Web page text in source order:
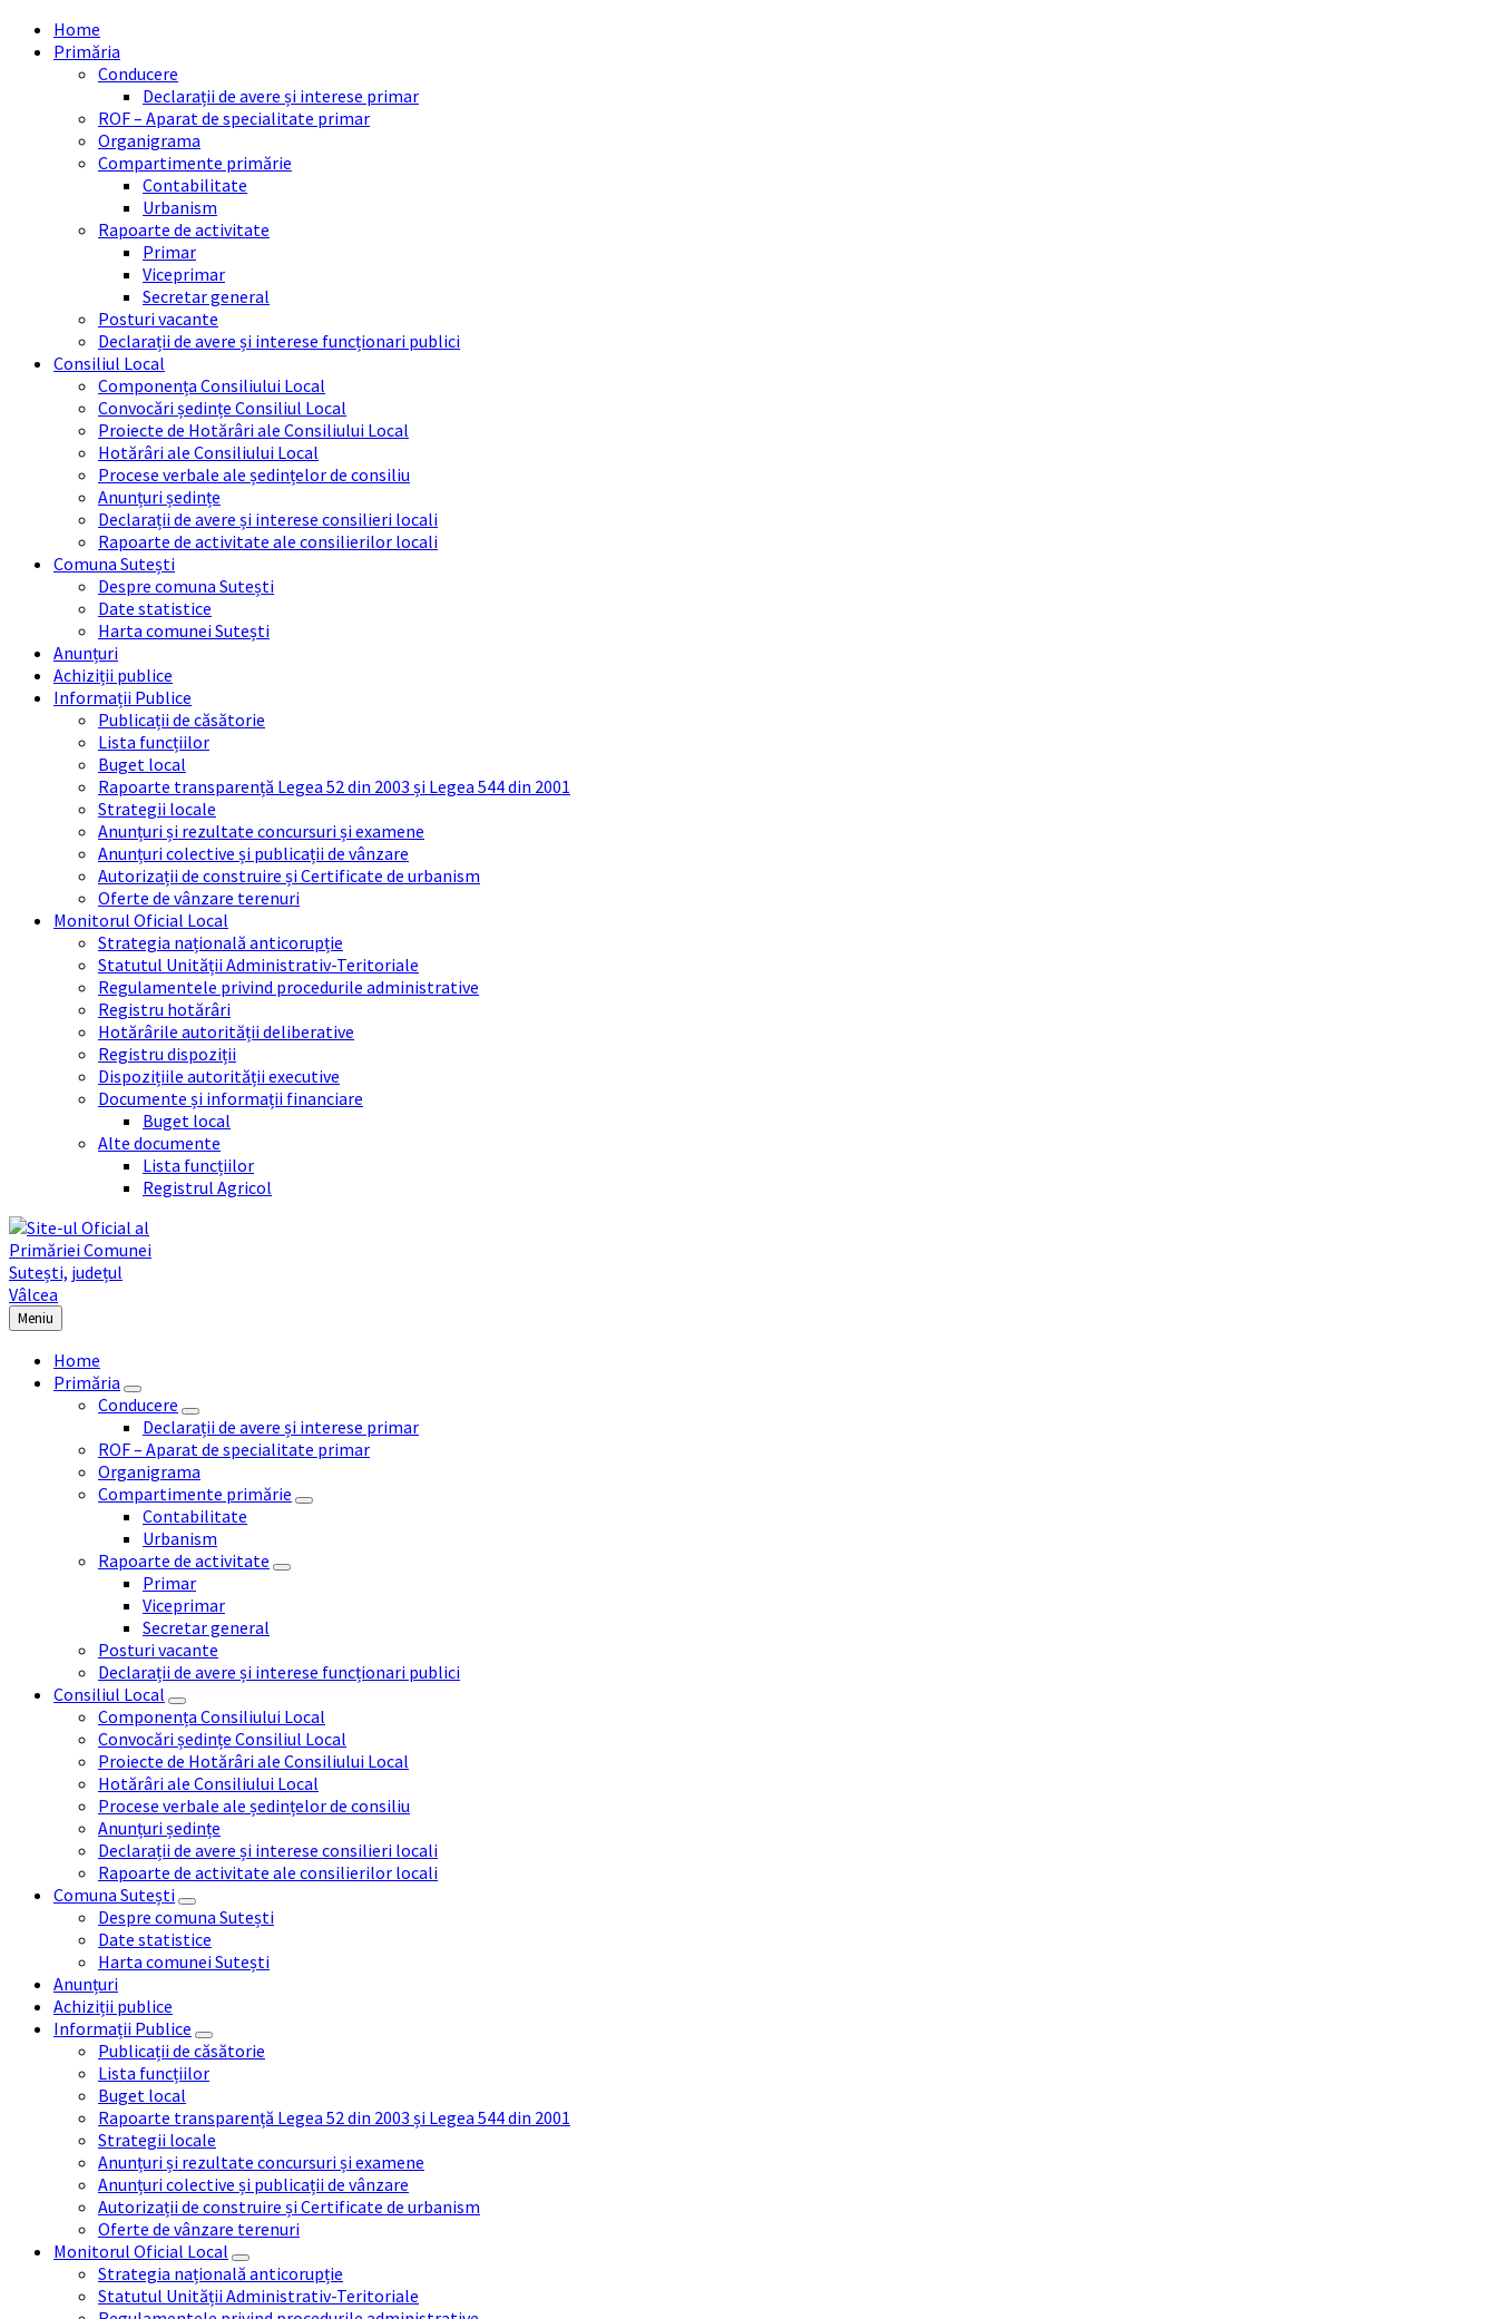
Skip
Skip
Skip
Skip
Home
Primăria
Conducere
Declarații de avere și interese primar
ROF – Aparat de specialitate primar
Organigrama
Compartimente primărie
Contabilitate
Urbanism
Rapoarte de activitate
Primar
Viceprimar
Secretar general
Posturi vacante
Declarații de avere și interese funcționari publici
Consiliul Local
Componența Consiliului Local
Convocări ședințe Consiliul Local
Proiecte de Hotărâri ale Consiliului Local
Hotărâri ale Consiliului Local
Procese verbale ale ședințelor de consiliu
Anunțuri ședințe
Declarații de avere și interese consilieri locali
Rapoarte de activitate ale consilierilor locali
Comuna Sutești
Despre comuna Sutești
Date statistice
Harta comunei Sutești
Anunțuri
Achiziții publice
Informații Publice
Publicații de căsătorie
Lista funcțiilor
Buget local
Rapoarte transparență Legea 52 din 2003 și Legea 544 din 2001
Strategii locale
Anunțuri și rezultate concursuri și examene
Anunțuri colective și publicații de vânzare
Autorizații de construire și Certificate de urbanism
Oferte de vânzare terenuri
Monitorul Oficial Local
Strategia națională anticorupție
Statutul Unității Administrativ-Teritoriale
Regulamentele privind procedurile administrative
Registru hotărâri
Hotărârile autorității deliberative
Registru dispoziții
Dispozițiile autorității executive
Documente și informații financiare
Buget local
Alte documente
Lista funcțiilor
Registrul Agricol
Meniu
Home
Primăria
Conducere
Declarații de avere și interese primar
ROF – Aparat de specialitate primar
Organigrama
Compartimente primărie
Contabilitate
Urbanism
Rapoarte de activitate
Primar
Viceprimar
Secretar general
Posturi vacante
Declarații de avere și interese funcționari publici
Consiliul Local
Componența Consiliului Local
Convocări ședințe Consiliul Local
Proiecte de Hotărâri ale Consiliului Local
Hotărâri ale Consiliului Local
Procese verbale ale ședințelor de consiliu
Anunțuri ședințe
Declarații de avere și interese consilieri locali
Rapoarte de activitate ale consilierilor locali
Comuna Sutești
Despre comuna Sutești
Date statistice
Harta comunei Sutești
Anunțuri
Achiziții publice
Informații Publice
Publicații de căsătorie
Lista funcțiilor
Buget local
Rapoarte transparență Legea 52 din 2003 și Legea 544 din 2001
Strategii locale
Anunțuri și rezultate concursuri și examene
Anunțuri colective și publicații de vânzare
Autorizații de construire și Certificate de urbanism
Oferte de vânzare terenuri
Monitorul Oficial Local
Strategia națională anticorupție
Statutul Unității Administrativ-Teritoriale